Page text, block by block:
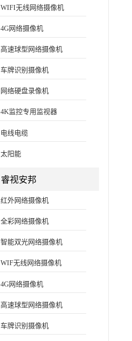
WIFI无线网络摄像机
4G网络摄像机
高速球型网络摄像机
车牌识别摄像机
网络硬盘录像机
4K监控专用监视器
电线电缆
太阳能
睿视安邦
红外网络摄像机
全彩网络摄像机
智能双光网络摄像机
WIF无线网络摄像机
4G网络摄像机
高速球型网络摄像机
车牌识别摄像机